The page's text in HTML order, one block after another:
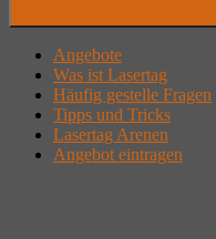
Angebote
Was ist Lasertag
Häufig gestelle Fragen
Tipps und Tricks
Lasertag Arenen
Angebot eintragen